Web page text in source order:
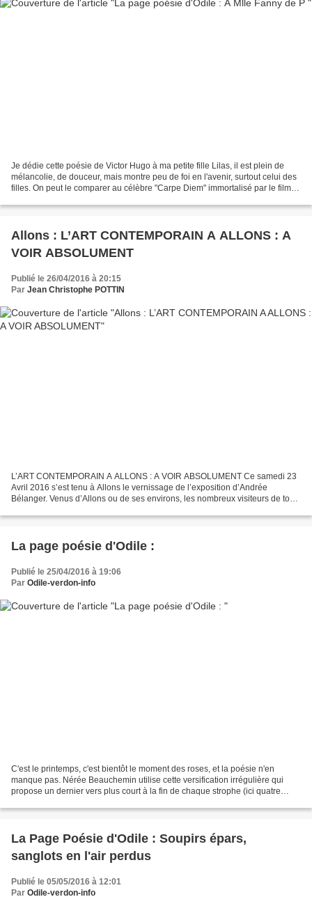
Je dédie cette poésie de Victor Hugo à ma petite fille Lilas, il est plein de
mélancolie, de douceur, mais montre peu de foi en l'avenir, surtout celui des
filles. On peut le comparer au célèbre "Carpe Diem" immortalisé par le film
Allons : L’ART CONTEMPORAIN A ALLONS : A
VOIR ABSOLUMENT
Publié le 26/04/2016 à 20:15
Par Jean Christophe POTTIN
L’ART CONTEMPORAIN A ALLONS : A VOIR ABSOLUMENT Ce samedi 23
Avril 2016 s’est tenu à Allons le vernissage de l’exposition d’Andrée
Bélanger. Venus d’Allons ou de ses environs, les nombreux visiteurs de tous
La page poésie d'Odile :
Publié le 25/04/2016 à 19:06
Par Odile-verdon-info
C'est le printemps, c'est bientôt le moment des roses, et la poésie n'en
manque pas. Nérée Beauchemin utilise cette versification irrégulière qui
propose un dernier vers plus court à la fin de chaque strophe (ici quatre
La Page Poésie d'Odile : Soupirs épars,
sanglots en l'air perdus
Publié le 05/05/2016 à 12:01
Par Odile-verdon-info